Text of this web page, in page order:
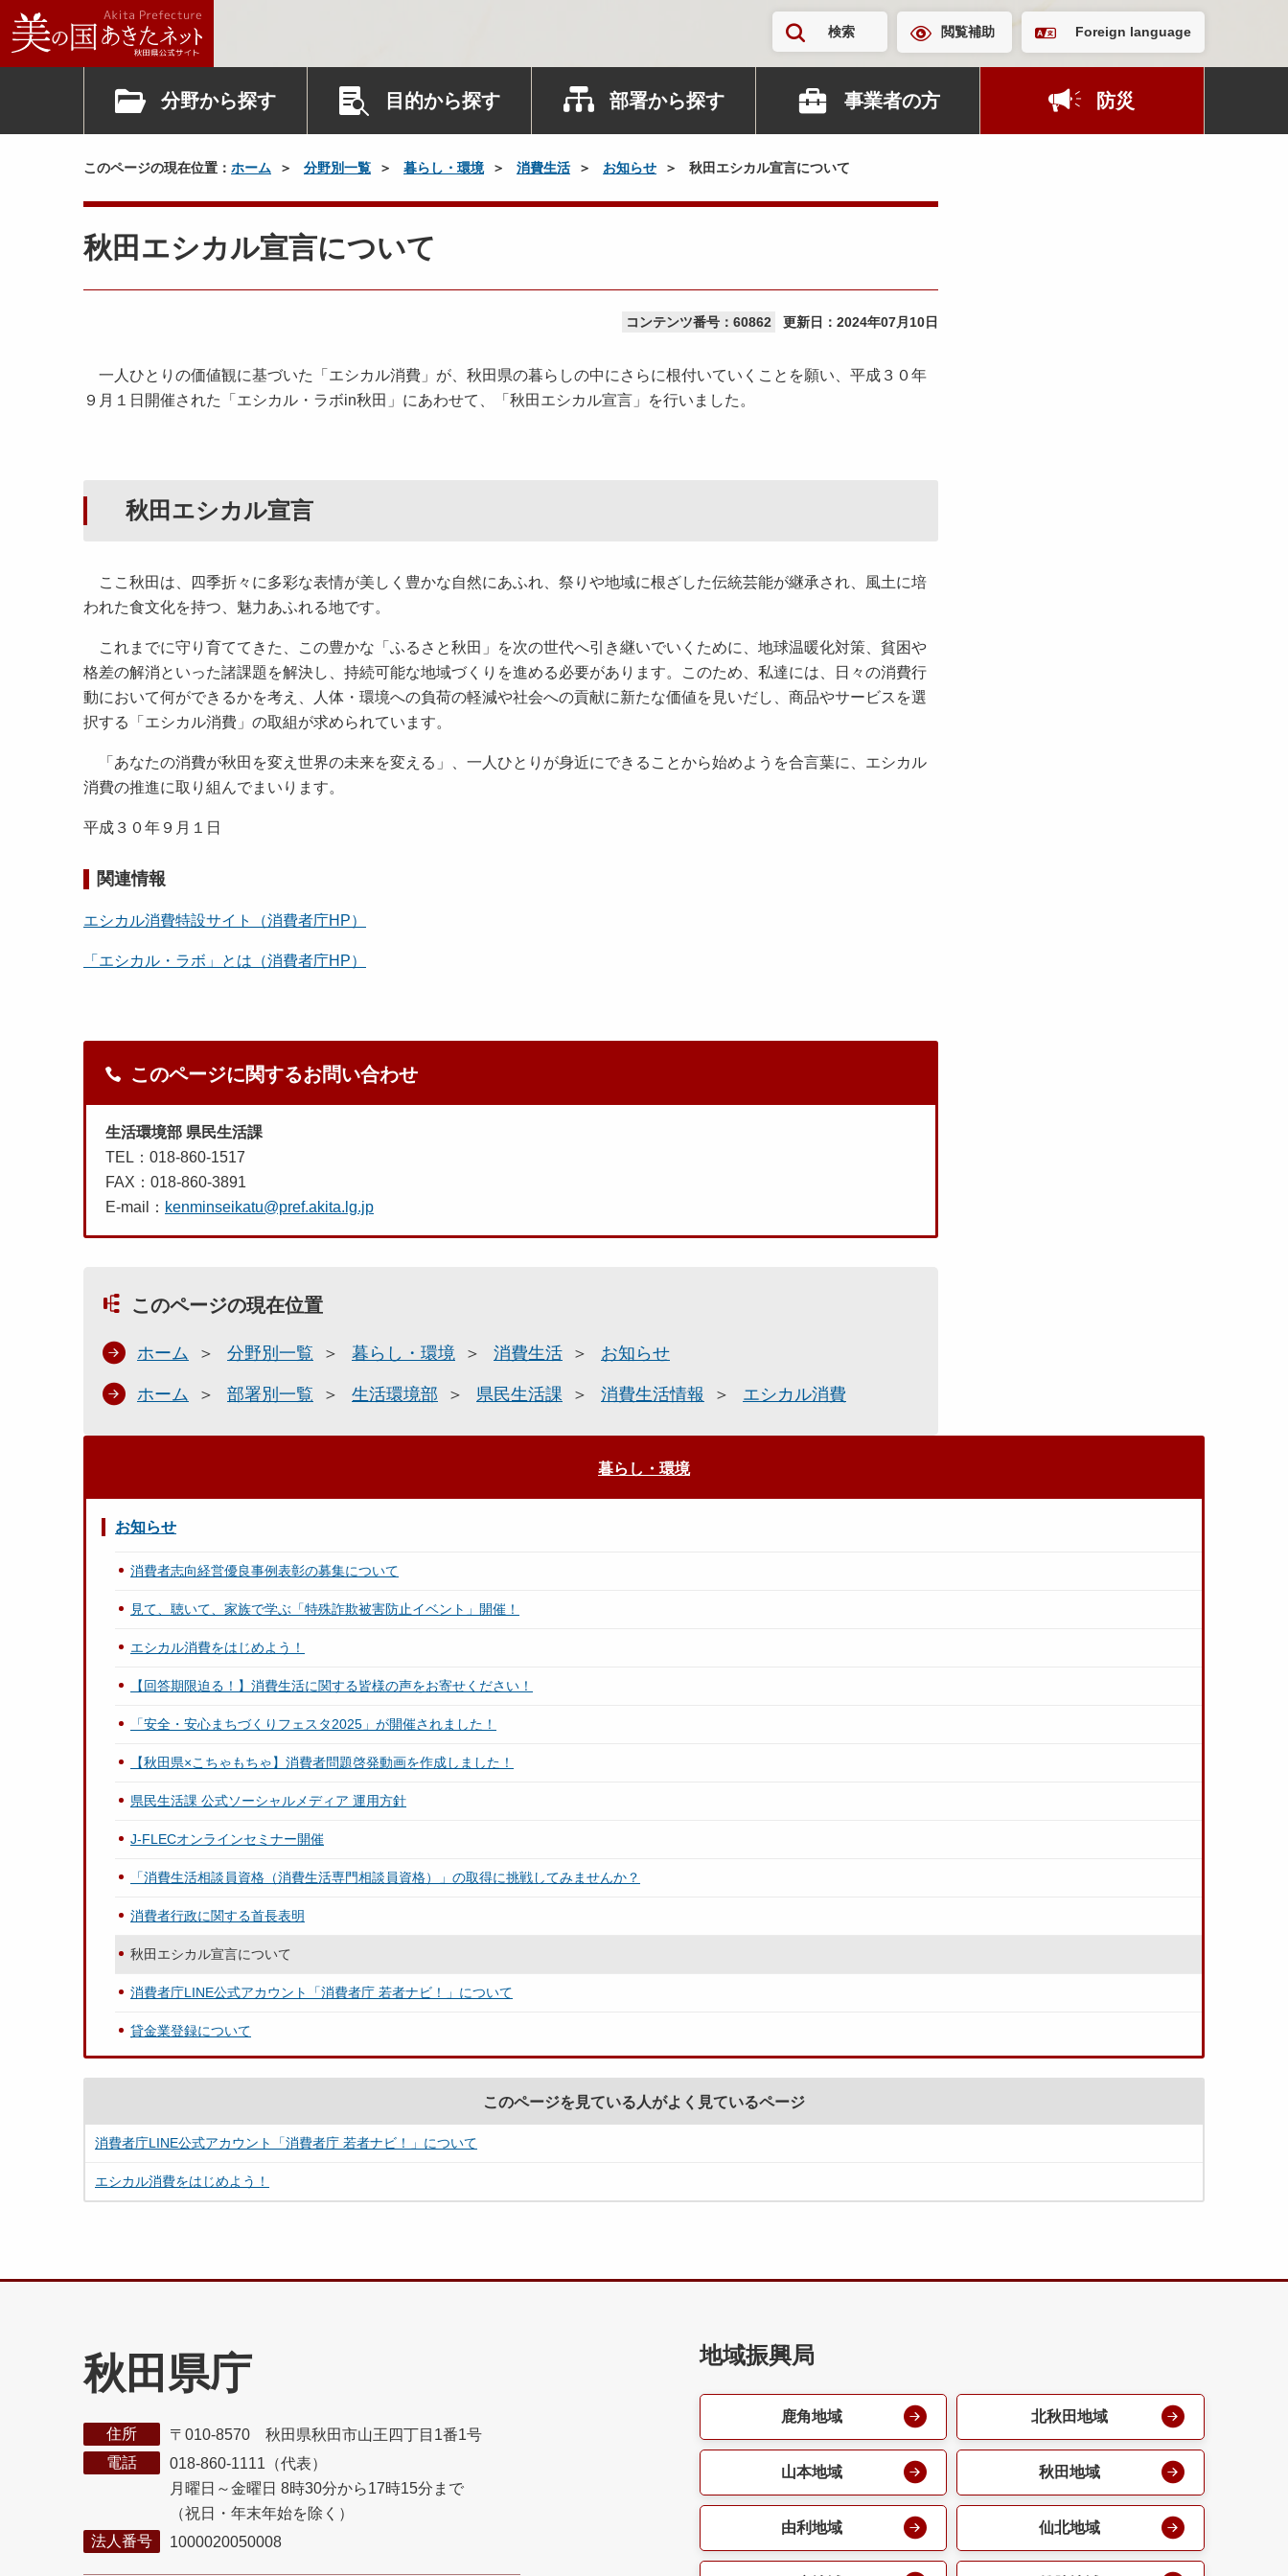
検索 閲覧補助 Foreign language
分野から探す 目的から探す 部署から探す 事業者の方 防災
このページの現在位置： ホーム 分野別一覧 暮らし・環境 消費生活 お知らせ 秋田エシカル宣言について
秋田エシカル宣言について
コンテンツ番号：60862 更新日： 2024年07月10日
一人ひとりの価値観に基づいた「エシカル消費」が、秋田県の暮らしの中にさらに根付いていくことを願い、平成３０年
９月１日開催された「エシカル・ラボin秋田」にあわせて、「秋田エシカル宣言」を行いました。
秋田エシカル宣言
ここ秋田は、四季折々に多彩な表情が美しく豊かな自然にあふれ、祭りや地域に根ざした伝統芸能が継承され、風土に培
われた食文化を持つ、魅力あふれる地です。
これまでに守り育ててきた、この豊かな「ふるさと秋田」を次の世代へ引き継いでいくために、地球温暖化対策、貧困や
格差の解消といった諸課題を解決し、持続可能な地域づくりを進める必要があります。このため、私達には、日々の消費行
動において何ができるかを考え、人体・環境への負荷の軽減や社会への貢献に新たな価値を見いだし、商品やサービスを選
択する「エシカル消費」の取組が求められています。
「あなたの消費が秋田を変え世界の未来を変える」、一人ひとりが身近にできることから始めようを合言葉に、エシカル
消費の推進に取り組んでまいります。
平成３０年９月１日
関連情報
エシカル消費特設サイト（消費者庁HP）
「エシカル・ラボ」とは（消費者庁HP）
このページに関するお問い合わせ
生活環境部 県民生活課
TEL：018-860-1517
FAX：018-860-3891
E-mail： kenminseikatu@pref.akita.lg.jp
このページの現在位置
ホーム 分野別一覧 暮らし・環境 消費生活 お知らせ
ホーム 部署別一覧 生活環境部 県民生活課 消費生活情報 エシカル消費
暮らし・環境
お知らせ
消費者志向経営優良事例表彰の募集について
見て、聴いて、家族で学ぶ「特殊詐欺被害防止イベント」開催！
エシカル消費をはじめよう！
【回答期限迫る！】消費生活に関する皆様の声をお寄せください！
「安全・安心まちづくりフェスタ2025」が開催されました！
【秋田県×こちゃもちゃ】消費者問題啓発動画を作成しました！
県民生活課 公式ソーシャルメディア 運用方針
J-FLECオンラインセミナー開催
「消費生活相談員資格（消費生活専門相談員資格）」の取得に挑戦してみませんか？
消費者行政に関する首長表明
秋田エシカル宣言について
消費者庁LINE公式アカウント「消費者庁 若者ナビ！」について
貸金業登録について
このページを見ている人がよく見ているページ
消費者庁LINE公式アカウント「消費者庁 若者ナビ！」について
エシカル消費をはじめよう！
秋田県庁
住所
〒010-8570 秋田県秋田市山王四丁目1番1号
電話
018-860-1111（代表）
月曜日～金曜日 8時30分から17時15分まで
（祝日・年末年始を除く）
法人番号
1000020050008
地域振興局
鹿角地域 北秋田地域
山本地域 秋田地域
由利地域 仙北地域